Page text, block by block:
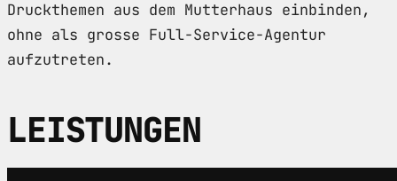
Druckthemen aus dem Mutterhaus einbinden,
ohne als grosse Full-Service-Agentur
aufzutreten.
LEISTUNGEN